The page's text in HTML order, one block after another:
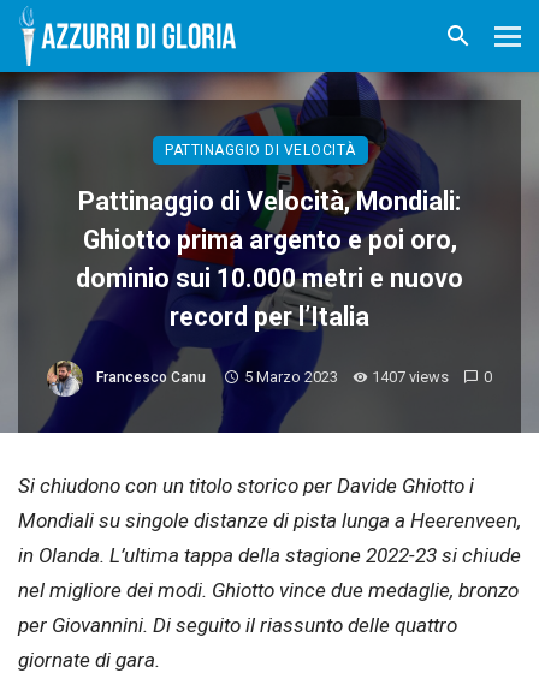
PATTINAGGIO DI VELOCITÀ
Pattinaggio di Velocità, Mondiali:
Ghiotto prima argento e poi oro,
dominio sui 10.000 metri e nuovo
record per l’Italia
Francesco Canu 5 Marzo 2023 1407 views 0
Si chiudono con un titolo storico per Davide Ghiotto i
Mondiali su singole distanze di pista lunga a Heerenveen,
in Olanda. L’ultima tappa della stagione 2022-23 si chiude
nel migliore dei modi. Ghiotto vince due medaglie, bronzo
per Giovannini. Di seguito il riassunto delle quattro
giornate di gara.